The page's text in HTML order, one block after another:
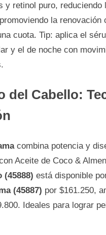
y retinol puro, reduciendo
la renovación
cuota. Tip: aplica el
y el de noche con
del Cabello:
combina potencia y
Aceite de Coco &
(45888) está disponible
(45887) por $161.250,
Ideales para lograr